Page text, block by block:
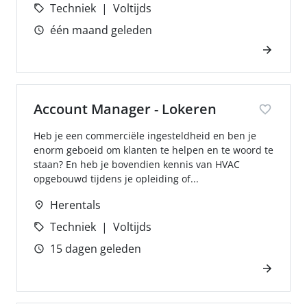
Techniek
Voltijds
één maand geleden
Account Manager - Lokeren
Heb je een commerciële ingesteldheid en ben je
enorm geboeid om klanten te helpen en te woord te
staan? En heb je bovendien kennis van HVAC
opgebouwd tijdens je opleiding of...
Herentals
Techniek
Voltijds
15 dagen geleden